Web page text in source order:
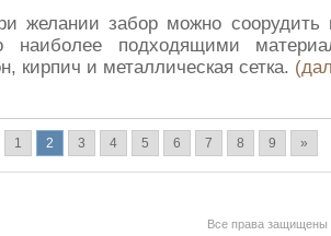
желании забор можно соорудить
наиболее подходящими
кирпич и металлическая сетка.
1 2 3 4 5 6 7 8 9 »
Все права